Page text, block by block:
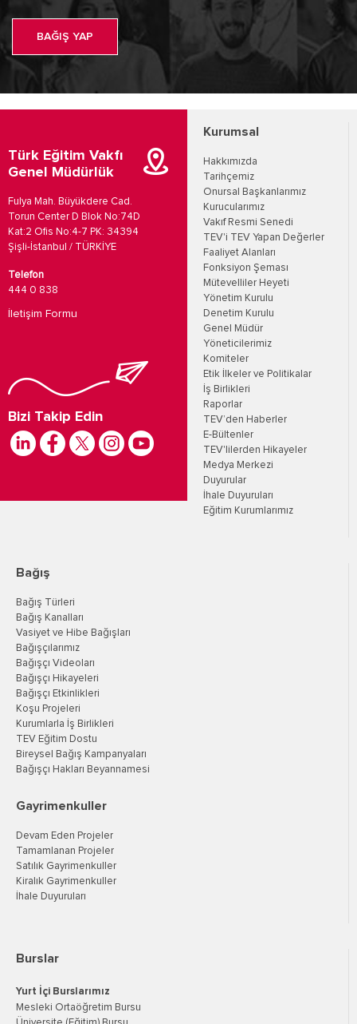
BAĞIŞ YAP
Türk Eğitim Vakfı
Genel Müdürlük
Fulya Mah. Büyükdere Cad.
Torun Center D Blok No:74D
Kat:2 Ofis No:4-7 PK: 34394
Şişli-İstanbul / TÜRKİYE
Telefon
444 0 838
İletişim Formu
Bizi Takip Edin
Kurumsal
Hakkımızda
Tarihçemiz
Onursal Başkanlarımız
Kurucularımız
Vakıf Resmi Senedi
TEV'i TEV Yapan Değerler
Faaliyet Alanları
Fonksiyon Şeması
Mütevelliler Heyeti
Yönetim Kurulu
Denetim Kurulu
Genel Müdür
Yöneticilerimiz
Komiteler
Etik İlkeler ve Politikalar
İş Birlikleri
Raporlar
TEV’den Haberler
E-Bültenler
TEV'lilerden Hikayeler
Medya Merkezi
Duyurular
İhale Duyuruları
Eğitim Kurumlarımız
Bağış
Bağış Türleri
Bağış Kanalları
Vasiyet ve Hibe Bağışları
Bağışçılarımız
Bağışçı Videoları
Bağışçı Hikayeleri
Bağışçı Etkinlikleri
Koşu Projeleri
Kurumlarla İş Birlikleri
TEV Eğitim Dostu
Bireysel Bağış Kampanyaları
Bağışçı Hakları Beyannamesi
Gayrimenkuller
Devam Eden Projeler
Tamamlanan Projeler
Satılık Gayrimenkuller
Kiralık Gayrimenkuller
İhale Duyuruları
Burslar
Yurt İçi Burslarımız
Mesleki Ortaöğretim Bursu